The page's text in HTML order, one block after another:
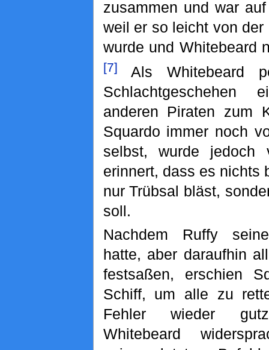
zusammen und war
weil er so leicht von der
wurde und Whitebeard
[7]
Als Whitebeard
anderen Piraten zum
Squardo immer noch
selbst, wurde jedoch
erinnert, dass es nichts
nur Trübsal bläst,
soll.
Nachdem Ruffy
hatte, aber daraufhin
festsaßen, erschien
Schiff, um alle zu
Fehler wieder
Whitebeard